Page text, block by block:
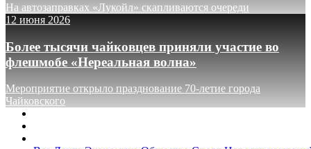
На автозаправках «Лукойл» скапливаются очереди
12 июня 2026
Более тысячи чайковцев приняли участие во
флешмобе «Нереальная волна»
Мероприятие открыло празднование 70-летие города
Чайковского